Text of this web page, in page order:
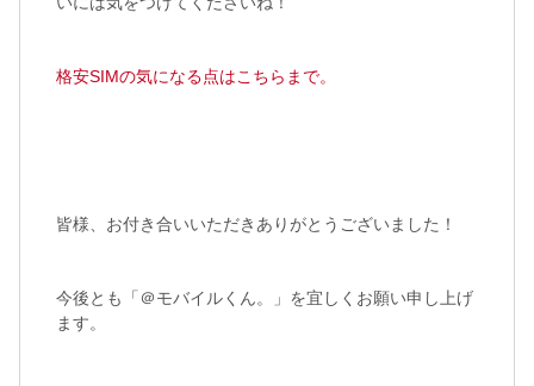
格安SIMの気になる点はこちらまで。
皆様、お付き合いいただきありがとうございました！
今後とも「＠モバイルくん。」を宜しくお願い申し上げ
ます。